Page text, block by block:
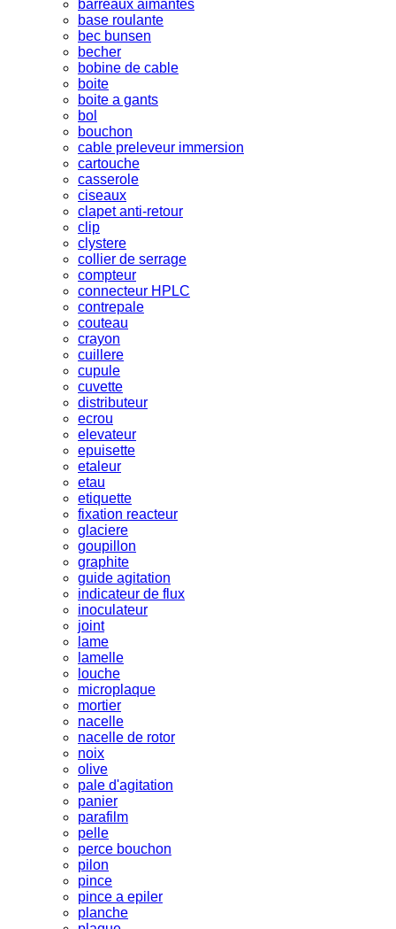
barreaux aimantes
base roulante
bec bunsen
becher
bobine de cable
boite
boite a gants
bol
bouchon
cable preleveur immersion
cartouche
casserole
ciseaux
clapet anti-retour
clip
clystere
collier de serrage
compteur
connecteur HPLC
contrepale
couteau
crayon
cuillere
cupule
cuvette
distributeur
ecrou
elevateur
epuisette
etaleur
etau
etiquette
fixation reacteur
glaciere
goupillon
graphite
guide agitation
indicateur de flux
inoculateur
joint
lame
lamelle
louche
microplaque
mortier
nacelle
nacelle de rotor
noix
olive
pale d'agitation
panier
parafilm
pelle
perce bouchon
pilon
pince
pince a epiler
planche